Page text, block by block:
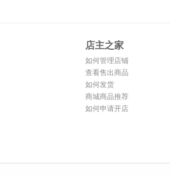
店主之家
如何管理店铺
查看售出商品
如何发货
商城商品推荐
如何申请开店